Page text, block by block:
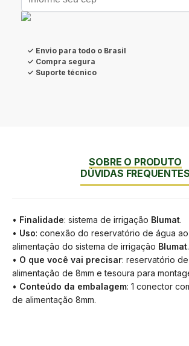
✓ Envio para todo o Brasil
✓ Compra segura
✓ Suporte técnico
SOBRE O PRODUTO
DÚVIDAS FREQUENTES
• Finalidade: sistema de irrigação Blumat.
• Uso: conexão do reservatório de água
alimentação do sistema de irrigação Blumat.
• O que você vai precisar: reservatório
alimentação de 8mm e tesoura para
• Conteúdo da embalagem: 1 conector
de alimentação 8mm.